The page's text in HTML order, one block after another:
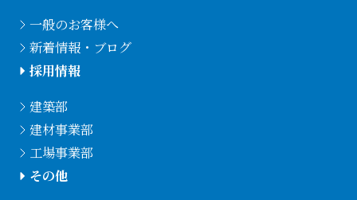
一般のお客様へ
新着情報・ブログ
採用情報
建築部
建材事業部
工場事業部
その他